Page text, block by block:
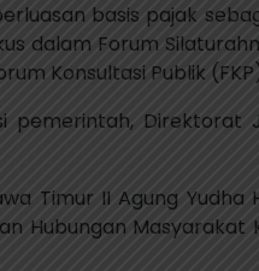
basis pajak
dalam Forum
Konsultasi Publik
Direktorat
Timur II Agung Yudha
Hubungan Masyarakat